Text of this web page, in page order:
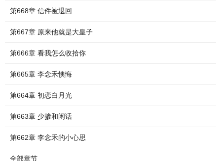
第668章 信件被退回
第667章 原来他就是大皇子
第666章 看我怎么收拾你
第665章 李念禾懊悔
第664章 初恋白月光
第663章 少掺和闲话
第662章 李念禾的小心思
全部章节